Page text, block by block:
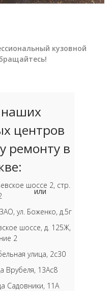
кузовной
центров
ремонту в
шоссе 2, стр.
ул. Боженко, д.5г
шоссе, д. 125Ж,
2
улица, 2с30
Врубеля, 13Ас8
Садовники, 11А
или